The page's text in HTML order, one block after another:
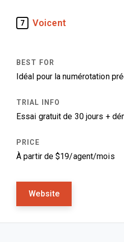
7 Voicent
Idéal pour la numérotation
Essai gratuit de 30 jours +
À partir de $19/agent/mois
Website